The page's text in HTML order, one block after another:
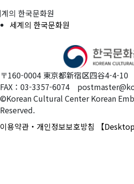
의 한국문화원
세계의 한국문화원
〒160-0004 東京都新宿区四谷4-4-
FAX：03-3357-6074
©Korean Cultural Center Korean
Reserved.
이용약관・개인정보보호방침
【